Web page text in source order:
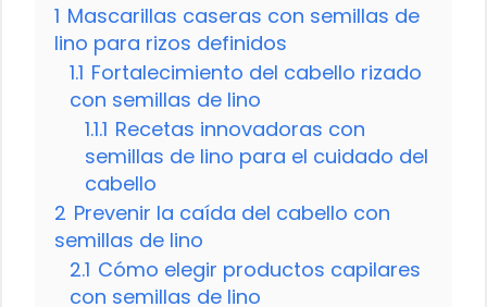
1 Mascarillas caseras con semillas de
lino para rizos definidos
1.1 Fortalecimiento del cabello rizado
con semillas de lino
1.1.1 Recetas innovadoras con
semillas de lino para el cuidado del
cabello
2 Prevenir la caída del cabello con
semillas de lino
2.1 Cómo elegir productos capilares
con semillas de lino